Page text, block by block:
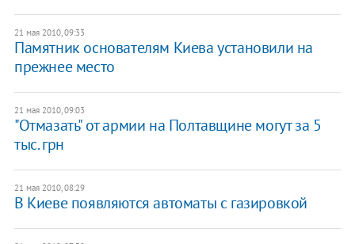
21 мая 2010, 09:33
Памятник основателям Киева установили на
прежнее место
21 мая 2010, 09:03
"Отмазать" от армии на Полтавщине могут за 5
тыс. грн
21 мая 2010, 08:29
В Киеве появляются автоматы с газировкой